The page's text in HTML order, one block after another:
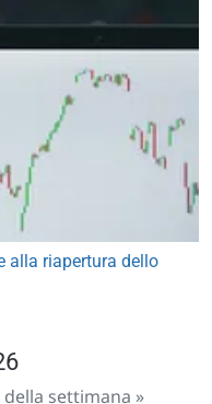
alla riapertura dello
settimana »